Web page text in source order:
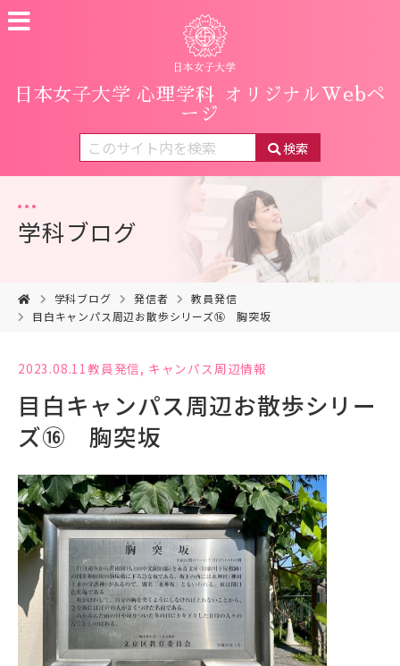
日本女子大学 心理学科
オリジナルWebペ
ージ
検索
学科ブログ
学科ブログ 発信者
教員発信
目白キャンパス周辺お散歩シリーズ⑯ 胸突坂
2023.08.11教員発信, キャンパス周辺情報
目白キャンパス周辺お散歩シリー
ズ⑯ 胸突坂